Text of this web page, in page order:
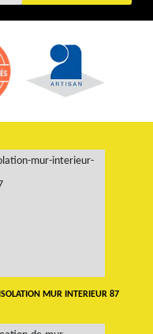
ISOLATION MUR INTERIEUR 87